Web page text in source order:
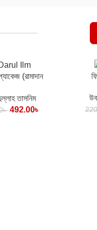
(রামাদান
তাসনিম
৳ 492.00৳
কার্টে যোগ